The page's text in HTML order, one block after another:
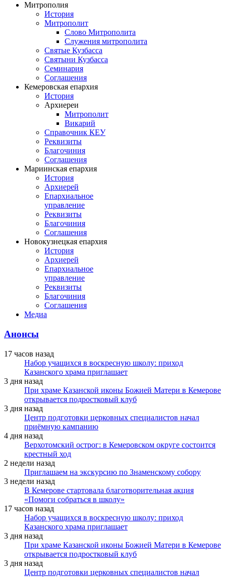
Митрополия
История
Митрополит
Слово Митрополита
Служения митрополита
Святые Кузбасса
Святыни Кузбасса
Семинария
Соглашения
Кемеровская епархия
История
Архиереи
Митрополит
Викарий
Справочник КЕУ
Реквизиты
Благочиния
Соглашения
Мариинская епархия
История
Архиерей
Епархиальное
управление
Реквизиты
Благочиния
Соглашения
Новокузнецкая епархия
История
Архиерей
Епархиальное
управление
Реквизиты
Благочиния
Соглашения
Медиа
Анонсы
17 часов назад
Набор учащихся в воскресную школу: приход
Казанского храма приглашает
3 дня назад
При храме Казанской иконы Божией Матери в Кемерове
открывается подростковый клуб
3 дня назад
Центр подготовки церковных специалистов начал
приёмную кампанию
4 дня назад
Верхотомский острог: в Кемеровском округе состоится
крестный ход
2 недели назад
Приглашаем на экскурсию по Знаменскому собору
3 недели назад
В Кемерове стартовала благотворительная акция
«Помоги собраться в школу»
17 часов назад
Набор учащихся в воскресную школу: приход
Казанского храма приглашает
3 дня назад
При храме Казанской иконы Божией Матери в Кемерове
открывается подростковый клуб
3 дня назад
Центр подготовки церковных специалистов начал